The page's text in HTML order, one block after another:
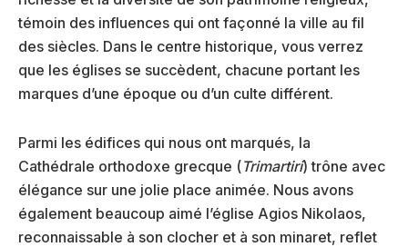
témoin des influences qui ont façonné la ville au fil
des siècles. Dans le centre historique, vous verrez
que les églises se succèdent, chacune portant les
marques d’une époque ou d’un culte différent.
Parmi les édifices qui nous ont marqués, la
Cathédrale orthodoxe grecque (Trimartiri) trône avec
élégance sur une jolie place animée. Nous avons
également beaucoup aimé l’église Agios Nikolaos,
reconnaissable à son clocher et à son minaret, reflet